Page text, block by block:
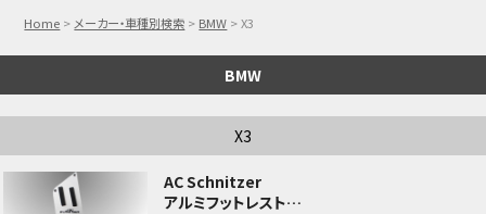
Home メーカー・車種別検索 BMW X3
BMW
X3
AC Schnitzer
アルミフットレスト